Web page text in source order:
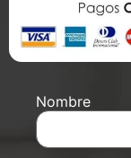
Nombre